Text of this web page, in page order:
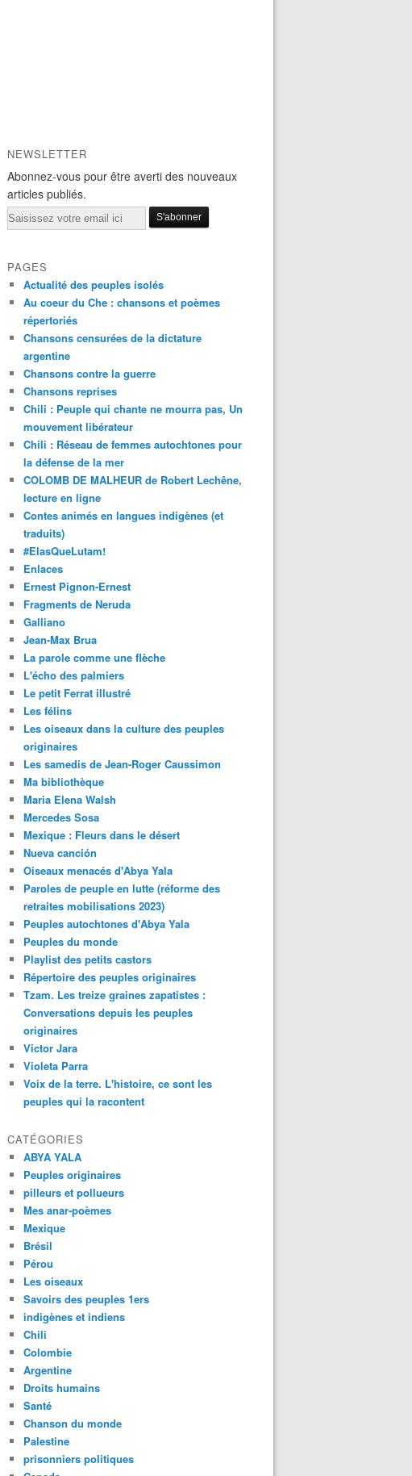
NEWSLETTER
Abonnez-vous pour être averti des nouveaux
articles publiés.
Email
PAGES
Actualité des peuples isolés
Au coeur du Che : chansons et poèmes
répertoriés
Chansons censurées de la dictature
argentine
Chansons contre la guerre
Chansons reprises
Chili : Peuple qui chante ne mourra pas, Un
mouvement libérateur
Chili : Réseau de femmes autochtones pour
la défense de la mer
COLOMB DE MALHEUR de Robert Lechêne,
lecture en ligne
Contes animés en langues indigènes (et
traduits)
#ElasQueLutam!
Enlaces
Ernest Pignon-Ernest
Fragments de Neruda
Galliano
Jean-Max Brua
La parole comme une flèche
L'écho des palmiers
Le petit Ferrat illustré
Les félins
Les oiseaux dans la culture des peuples
originaires
Les samedis de Jean-Roger Caussimon
Ma bibliothèque
Maria Elena Walsh
Mercedes Sosa
Mexique : Fleurs dans le désert
Nueva canción
Oiseaux menacés d'Abya Yala
Paroles de peuple en lutte (réforme des
retraites mobilisations 2023)
Peuples autochtones d'Abya Yala
Peuples du monde
Playlist des petits castors
Répertoire des peuples originaires
Tzam. Les treize graines zapatistes :
Conversations depuis les peuples
originaires
Victor Jara
Violeta Parra
Voix de la terre. L'histoire, ce sont les
peuples qui la racontent
CATÉGORIES
ABYA YALA
Peuples originaires
pilleurs et pollueurs
Mes anar-poèmes
Mexique
Brésil
Pérou
Les oiseaux
Savoirs des peuples 1ers
indigènes et indiens
Chili
Colombie
Argentine
Droits humains
Santé
Chanson du monde
Palestine
prisonniers politiques